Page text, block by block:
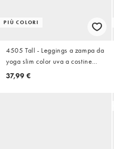
PIÙ COLORI
4505 Tall - Leggings a zampa da
yoga slim color uva a costine
avvolgenti in vita
37,99 €